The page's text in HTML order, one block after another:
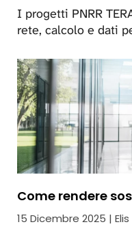
I progetti PNRR
rete, calcolo e dati
Come rendere
15 Dicembre 2025 |